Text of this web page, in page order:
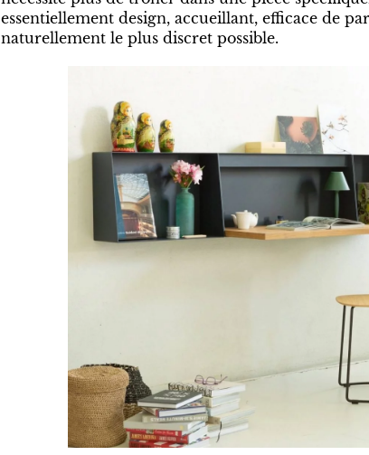
essentiellement design, accueillant, efficace de
naturellement le plus discret possible.